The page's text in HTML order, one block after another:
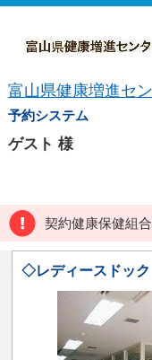
富山県健康増進セ
予約システム
ゲスト 様
契約健康保健組
◇レディースドッ